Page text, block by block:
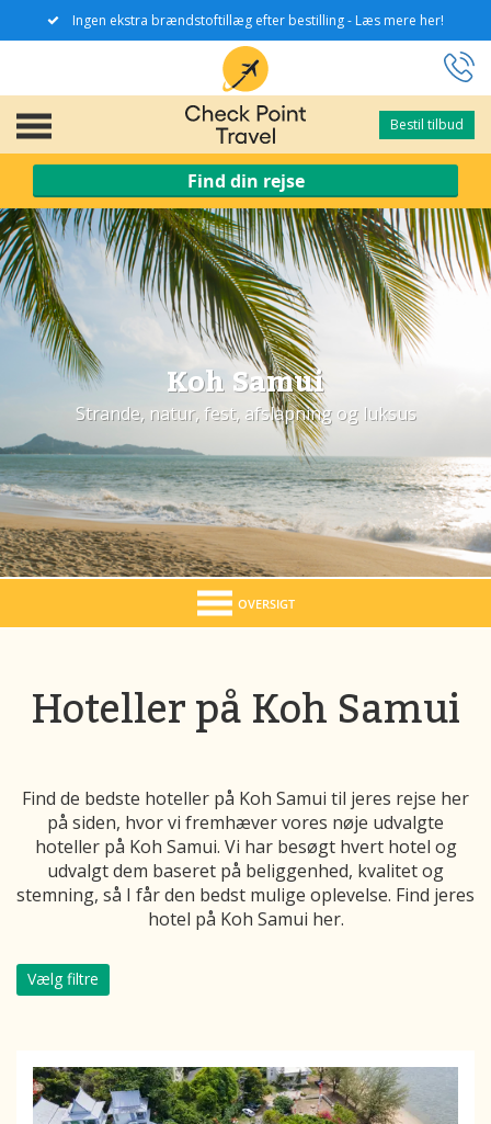
Ingen ekstra brændstoftillæg efter bestilling - Læs mere her!
Bestil tilbud
Bestil tilbud
Find din rejse
Koh Samui
Strande, natur, fest, afslapning og luksus
OVERSIGT
Hoteller på Koh Samui
Find de bedste hoteller på Koh Samui til jeres rejse her
på siden, hvor vi fremhæver vores nøje udvalgte
hoteller på Koh Samui. Vi har besøgt hvert hotel og
udvalgt dem baseret på beliggenhed, kvalitet og
stemning, så I får den bedst mulige oplevelse. Find jeres
hotel på Koh Samui her.
Vælg filtre